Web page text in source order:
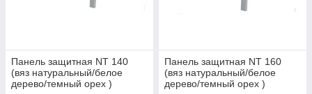
Панель защитная NT 140
(вяз натуральный/белое
дерево/темный орех )
Панель защитная NT 160
(вяз натуральный/белое
дерево/темный орех )